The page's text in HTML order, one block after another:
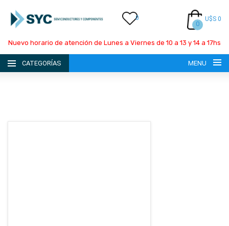
0
0
U$S 0
Nuevo horario de atención de Lunes a Viernes de 10 a 13 y 14 a 17hs
CATEGORÍAS MENU